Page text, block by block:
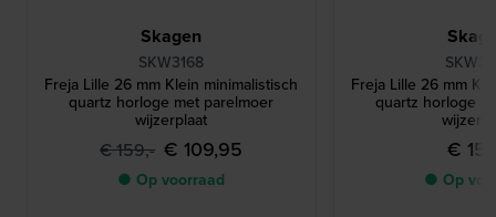
Skagen
SKW3168
Freja Lille 26 mm Klein minimalistisch
quartz horloge met parelmoer
wijzerplaat
€ 159,- € 109,95
● Op voorraad
Freja Lille 26 mm
quartz horloge
€
● Op